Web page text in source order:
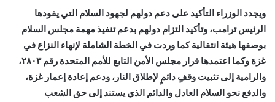
ويجدد الوزراء التأكيد على دعم دولهم لجهود السلام التي يقودها
الرئيس ترامب، وتأكيد التزام دولهم بدعم تنفيذ مهمة مجلس السلام
بوصفها هيئة انتقالية كما وردت في الخطة الشاملة لإنهاء النزاع في
غزة وكما اعتمدها قرار مجلس الأمن التابع للأمم المتحدة رقم ٢٨٠٣،
والرامية إلى تثبيت وقفٍ دائمٍ لإطلاق النار، ودعم إعادة إعمار غزة،
والدفع نحو السلام العادل والدائم الذي يستند إلى حق الشعب